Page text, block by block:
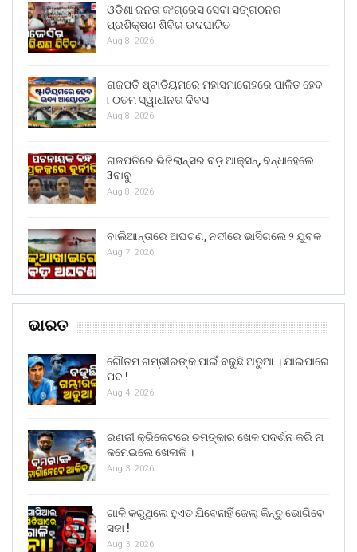
ଓଡିଶା ଜନତା କଂଗ୍ରେସ ସେବା ସଙ୍ଗଠନର
ପ୍ରଶିକ୍ଷଣ ଶିବିର ଉଦଘାଟିତ
Aug 8, 2026
ଗଜପତି ଷ୍ଟାଡିୟମରେ ମହାସମାରୋହରେ ପାଳିତ ହେବ
୮୦ତମ ସ୍ୱାଧୀନତା ଦିବସ
Aug 8, 2026
ଗଜପତିରେ ଭିଜିଲାନ୍ସର ବଡ଼ ଆକ୍ସନ୍, ବନ୍ଧାହେଲେ
3ବାବୁ
Aug 8, 2026
ବାଲିଆନ୍ତାରେ ଅଘଟଣ, ନଦୀରେ ଭାସିଗଲେ ୨ ଯୁବକ
Aug 7, 2026
ଭାରତ
ଗୌତମ ଗମ୍ଭୀରଙ୍କ ପାଇଁ ବଢୁଛି ଅଡୁଆ । ଯାଇପାରେ
ପଦ !
Aug 4, 2026
ରଣଜୀ କ୍ରିକେଟରେ ଚମତ୍କାର ଖେଳ ପଦର୍ଶନ କରି ନା
କମେଇଲେ ଖେଳାଳି ।
Aug 3, 2026
ଗାଳି କରୁଥିଲେ ହୁଏତ ଯିବେନାହିଁ ଜେଲ୍ କିନ୍ତୁ ଭୋଗିବେ
ସଜା !
Aug 3, 2026